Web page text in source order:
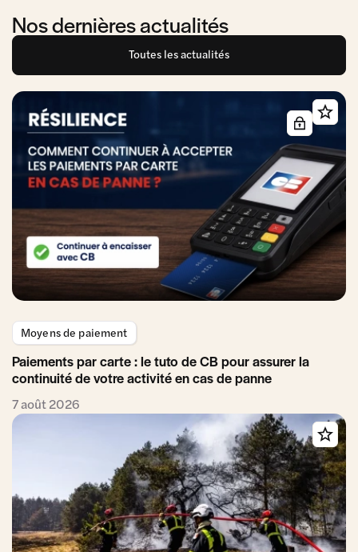
Nos dernières actualités
Toutes les actualités
Moyens de paiement
Paiements par carte : le tuto de CB pour assurer la
continuité de votre activité en cas de panne
7 août 2026